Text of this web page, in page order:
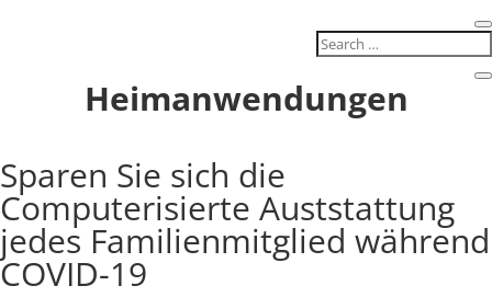
Heimanwendungen
Sparen Sie sich die
Computerisierte Auststattung
jedes Familienmitglied während
COVID-19